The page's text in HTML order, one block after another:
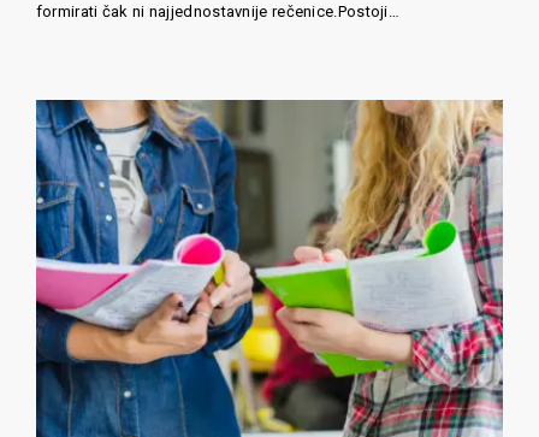
formirati čak ni najjednostavnije rečenice.Postoji…